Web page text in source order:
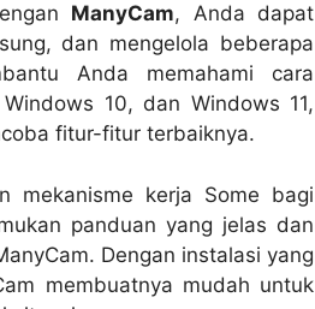
ManyCam, Anda dapat
dan mengelola beberapa
Anda memahami cara
10, dan Windows 11,
fitur-fitur terbaiknya.
mekanisme kerja Some bagi
panduan yang jelas dan
Dengan instalasi yang
membuatnya mudah untuk